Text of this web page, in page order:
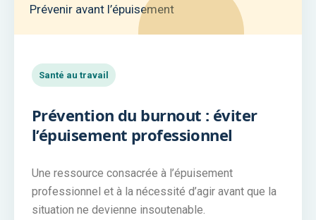
Prévenir avant l’épuisement
Santé au travail
Prévention du burnout : éviter
l’épuisement professionnel
Une ressource consacrée à l’épuisement
professionnel et à la nécessité d’agir avant que la
situation ne devienne insoutenable.